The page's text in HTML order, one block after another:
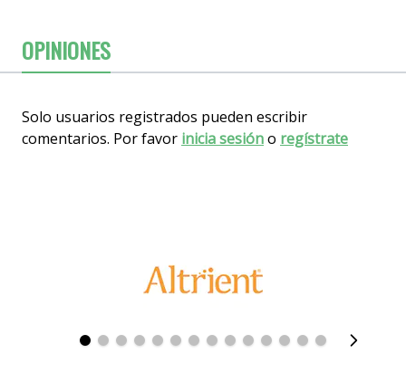
OPINIONES
Solo usuarios registrados pueden escribir
comentarios. Por favor inicia sesióno regístrate